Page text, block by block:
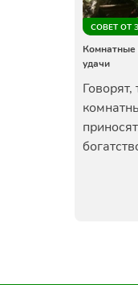
СОВЕТ ОТ
Комнатные
удачи